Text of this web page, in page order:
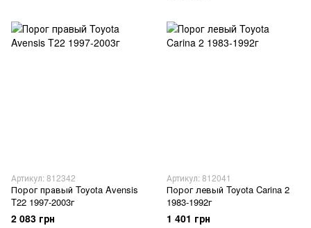
Артикул: 812342
Порог правый Toyota Avensis
T22 1997-2003г
2 083 грн
Артикул: 812041
Порог левый Toyota Carina 2
1983-1992г
1 401 грн